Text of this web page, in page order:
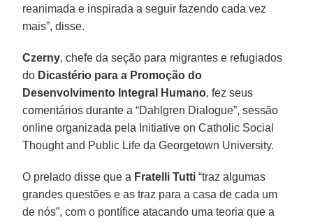
reanimada e inspirada a seguir fazendo cada vez
mais”, disse.
Czerny, chefe da seção para migrantes e refugiados
do Dicastério para a Promoção do
Desenvolvimento Integral Humano, fez seus
comentários durante a “Dahlgren Dialogue”, sessão
online organizada pela Initiative on Catholic Social
Thought and Public Life da Georgetown University.
O prelado disse que a Fratelli Tutti “traz algumas
grandes questões e as traz para a casa de cada um
de nós”, com o pontífice atacando uma teoria que a